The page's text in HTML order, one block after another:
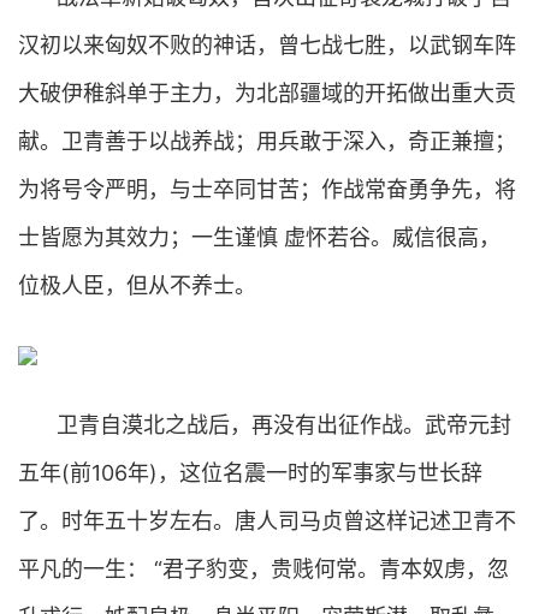
汉初以来匈奴不败的神话，曾七战七胜，以武钢车阵
大破伊稚斜单于主力，为北部疆域的开拓做出重大贡
献。卫青善于以战养战；用兵敢于深入，奇正兼擅；
为将号令严明，与士卒同甘苦；作战常奋勇争先，将
士皆愿为其效力；一生谨慎 虚怀若谷。威信很高，
位极人臣，但从不养士。
卫青自漠北之战后，再没有出征作战。武帝元封
五年(前106年)，这位名震一时的军事家与世长辞
了。时年五十岁左右。唐人司马贞曾这样记述卫青不
平凡的一生： “君子豹变，贵贱何常。青本奴虏，忽